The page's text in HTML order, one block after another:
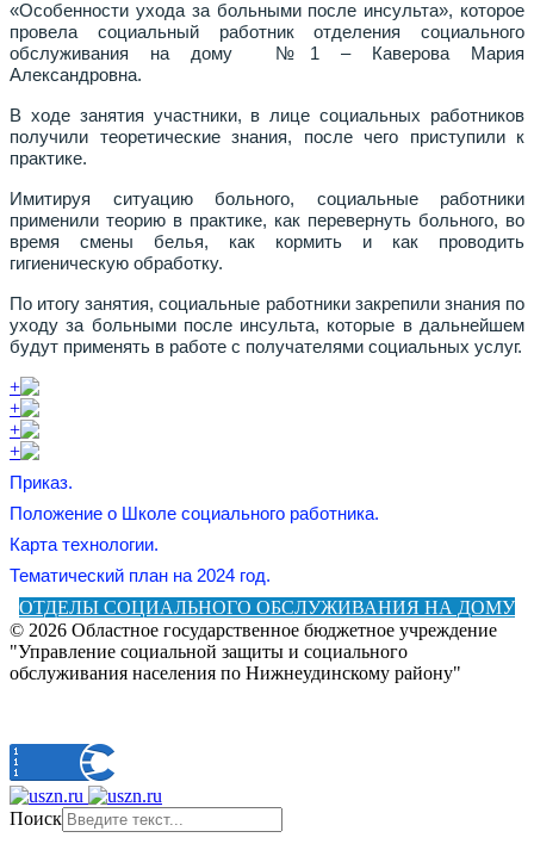
«Особенности ухода за больными после инсульта», которое
провела социальный работник отделения социального
обслуживания на дому №1 – Каверова Мария
Александровна.
В ходе занятия участники, в лице социальных работников
получили теоретические знания, после чего приступили к
практике.
Имитируя ситуацию больного, социальные работники
применили теорию в практике, как перевернуть больного, во
время смены белья, как кормить и как проводить
гигиеническую обработку.
По итогу занятия, социальные работники закрепили знания по
уходу за больными после инсульта, которые в дальнейшем
будут применять в работе с получателями социальных услуг.
+
+
+
+
Приказ.
Положение о Школе социального работника.
Карта технологии.
Тематический план на 2024 год.
ОТДЕЛЫ СОЦИАЛЬНОГО ОБСЛУЖИВАНИЯ НА ДОМУ
© 2026 Областное государственное бюджетное учреждение
"Управление социальной защиты и социального
обслуживания населения по Нижнеудинскому району"
Поиск